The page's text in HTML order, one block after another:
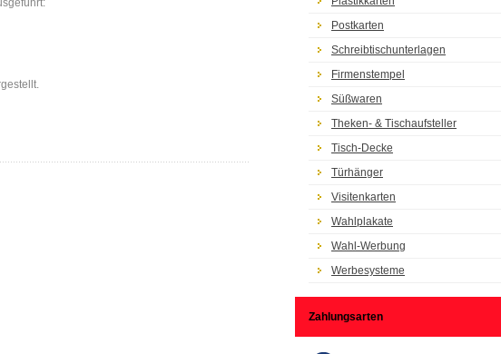
Postkarten
Schreibtischunterlagen
Firmenstempel
Süßwaren
Theken- & Tischaufsteller
Tisch-Decke
Türhänger
Visitenkarten
Wahlplakate
Wahl-Werbung
Werbesysteme
Zahlungsarten